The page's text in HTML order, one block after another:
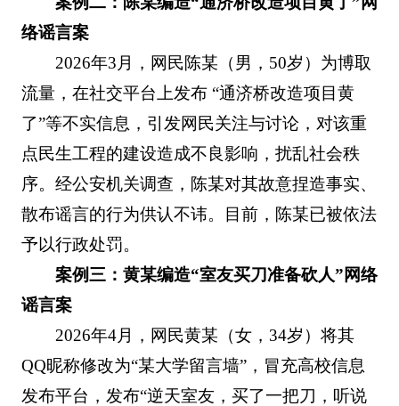
络谣言案
2026年3月，网民陈某（男，50岁）为博取
流量，在社交平台上发布 “通济桥改造项目黄
了”等不实信息，引发网民关注与讨论，对该重
点民生工程的建设造成不良影响，扰乱社会秩
序。经公安机关调查，陈某对其故意捏造事实、
散布谣言的行为供认不讳。目前，陈某已被依法
予以行政处罚。
案例三：黄某编造“室友买刀准备砍人”网络
谣言案
2026年4月，网民黄某（女，34岁）将其
QQ昵称修改为“某大学留言墙”，冒充高校信息
发布平台，发布“逆天室友，买了一把刀，听说